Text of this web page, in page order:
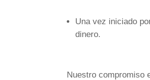
Una vez iniciado
dinero.
Nuestro compromiso